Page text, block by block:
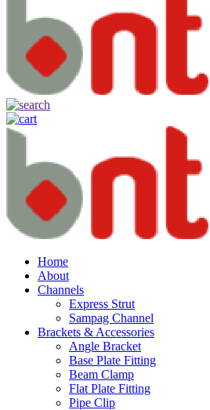
Home
About
Channels
Express Strut
Sampag Channel
Brackets & Accessories
Angle Bracket
Base Plate Fitting
Beam Clamp
Flat Plate Fitting
Pipe Clip